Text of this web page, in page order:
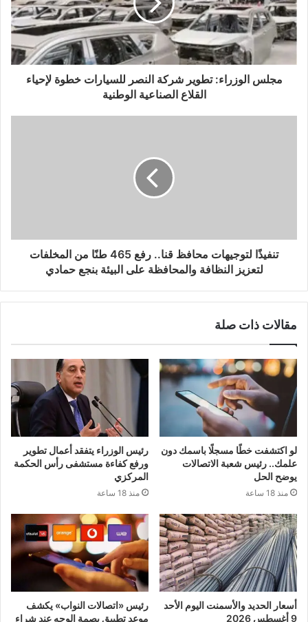
مجلس الوزراء: تطوير شركة النصر للسيارات خطوة لإحياء
القلاع الصناعية الوطنية
تنفيذًا لتوجيهات محافظ قنا.. رفع 465 طنًا من المخلفات
لتعزيز النظافة والمحافظة على البيئة بنجع حمادي
مقالات ذات صلة
لو اكتشفت خطًا مسجلًا باسمك دون
علمك.. رئيس شعبة الاتصالات
يوضح الحل
منذ 18 ساعة
رئيس الوزراء يتفقد أعمال تطوير
ورفع كفاءة مستشفى رأس الحكمة
المركزي
منذ 18 ساعة
أسعار الحديد والأسمنت اليوم الأحد
9 أغسطس 2026
رئيس «اتصالات النواب» يكشف
موعد تطبيق بصمة الوجه عند شراء